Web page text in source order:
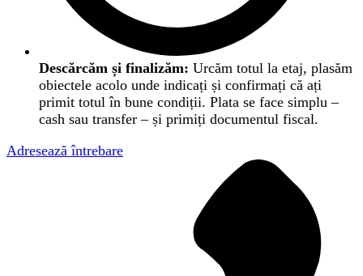
Descărcăm și finalizăm: Urcăm totul la etaj, plasăm
obiectele acolo unde indicați și confirmați că ați
primit totul în bune condiții. Plata se face simplu –
cash sau transfer – și primiți documentul fiscal.
Adresează întrebare